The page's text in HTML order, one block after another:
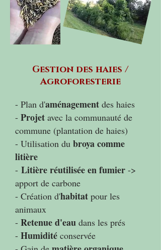
Gestion des haies /
Agroforesterie
- Plan d'aménagement des haies
- Projet avec la communauté de
commune (plantation de haies)
- Utilisation du broya comme
litière
- Litière réutilisée en fumier ->
apport de carbone
- Création d'habitat pour les
animaux
- Retenue d'eau dans les prés
- Humidité conservée